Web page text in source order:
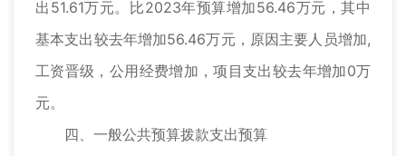
出51.61万元。比2023年预算增加56.46万元，其中
基本支出较去年增加56.46万元，原因主要人员增加,
工资晋级，公用经费增加，项目支出较去年增加0万
元。
四、一般公共预算拨款支出预算